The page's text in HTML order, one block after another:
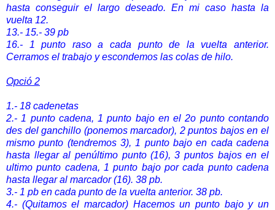
hasta conseguir el largo deseado. En mi caso hasta la
vuelta 12.
13.- 15.- 39 pb
16.- 1 punto raso a cada punto de la vuelta anterior.
Cerramos el trabajo y escondemos las colas de hilo.
Opció 2
1.- 18 cadenetas
2.- 1 punto cadena, 1 punto bajo en el 2o punto contando
des del ganchillo (ponemos marcador), 2 puntos bajos en el
mismo punto (tendremos 3), 1 punto bajo en cada cadena
hasta llegar al penúltimo punto (16), 3 puntos bajos en el
ultimo punto cadena, 1 punto bajo por cada punto cadena
hasta llegar al marcador (16). 38 pb.
3.- 1 pb en cada punto de la vuelta anterior. 38 pb.
4.- (Quitamos el marcador) Hacemos un punto bajo y un